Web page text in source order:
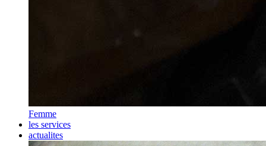
Femme
les services
actualites